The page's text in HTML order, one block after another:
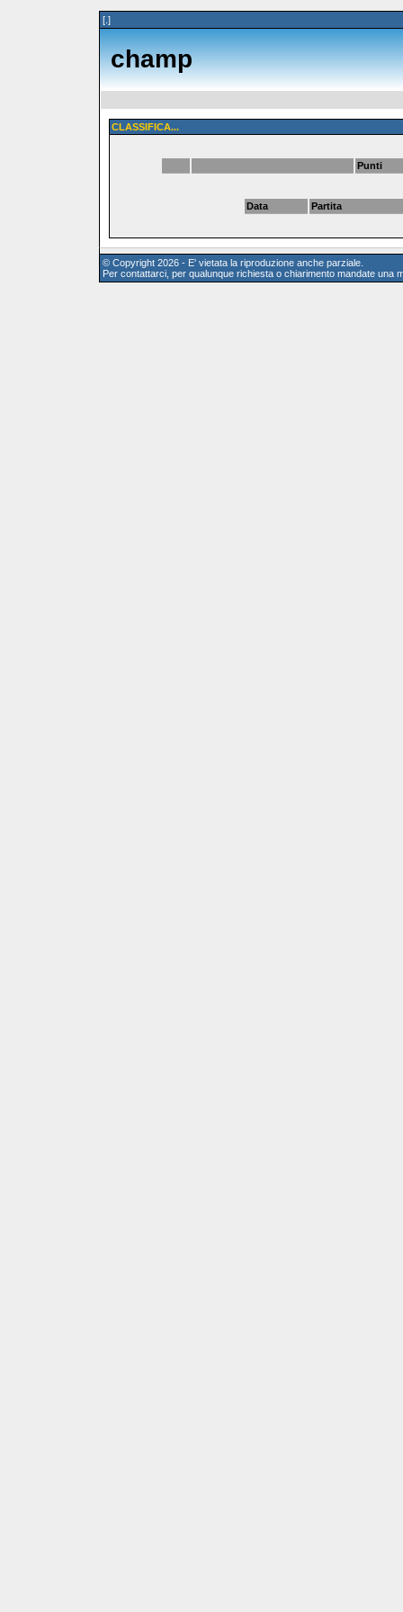
[.]
champ
CLASSIFICA...
Punti
Data Partita
© Copyright 2026 - E' vietata la riproduzione anche parziale.
Per contattarci, per qualunque richiesta o chiarimento mandate una